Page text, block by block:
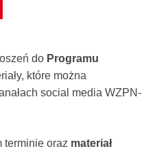
do Programu
które można
social media WZPN-
terminie oraz materiał